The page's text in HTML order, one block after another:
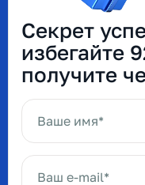
Секрет
избегайте
получите